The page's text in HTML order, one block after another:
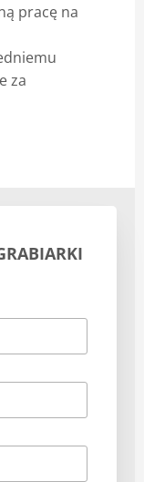
pracę na
za